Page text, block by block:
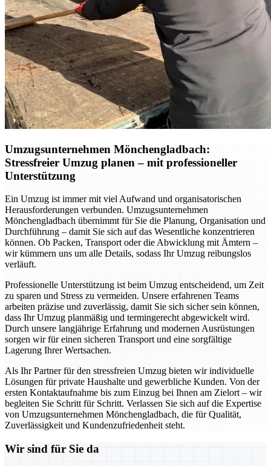
Umzugsunternehmen Mönchengladbach:
Stressfreier Umzug planen – mit professioneller
Unterstützung
Ein Umzug ist immer mit viel Aufwand und organisatorischen
Herausforderungen verbunden. Umzugsunternehmen
Mönchengladbach übernimmt für Sie die Planung, Organisation und
Durchführung – damit Sie sich auf das Wesentliche konzentrieren
können. Ob Packen, Transport oder die Abwicklung mit Ämtern –
wir kümmern uns um alle Details, sodass Ihr Umzug reibungslos
verläuft.
Professionelle Unterstützung ist beim Umzug entscheidend, um Zeit
zu sparen und Stress zu vermeiden. Unsere erfahrenen Teams
arbeiten präzise und zuverlässig, damit Sie sich sicher sein können,
dass Ihr Umzug planmäßig und termingerecht abgewickelt wird.
Durch unsere langjährige Erfahrung und modernen Ausrüstungen
sorgen wir für einen sicheren Transport und eine sorgfältige
Lagerung Ihrer Wertsachen.
Als Ihr Partner für den stressfreien Umzug bieten wir individuelle
Lösungen für private Haushalte und gewerbliche Kunden. Von der
ersten Kontaktaufnahme bis zum Einzug bei Ihnen am Zielort – wir
begleiten Sie Schritt für Schritt. Verlassen Sie sich auf die Expertise
von Umzugsunternehmen Mönchengladbach, die für Qualität,
Zuverlässigkeit und Kundenzufriedenheit steht.
Wir sind für Sie da